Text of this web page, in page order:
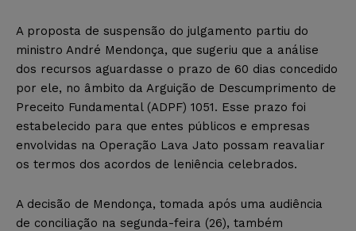
A proposta de suspensão do julgamento partiu do
ministro André Mendonça, que sugeriu que a análise
dos recursos aguardasse o prazo de 60 dias concedido
por ele, no âmbito da Arguição de Descumprimento de
Preceito Fundamental (ADPF) 1051. Esse prazo foi
estabelecido para que entes públicos e empresas
envolvidas na Operação Lava Jato possam reavaliar
os termos dos acordos de leniência celebrados.
A decisão de Mendonça, tomada após uma audiência
de conciliação na segunda-feira (26), também